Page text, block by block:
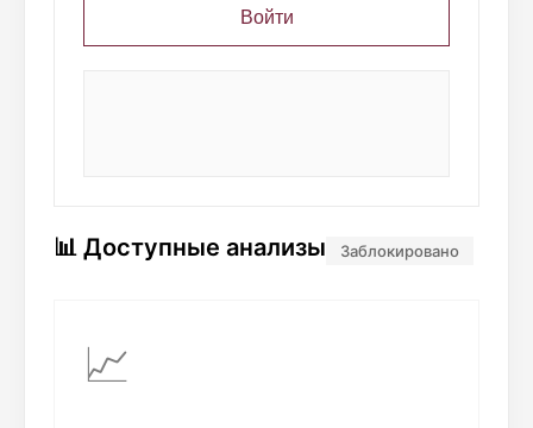
Войти
📊 Доступные анализы Заблокировано
📈